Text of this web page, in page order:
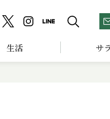
生活 サ